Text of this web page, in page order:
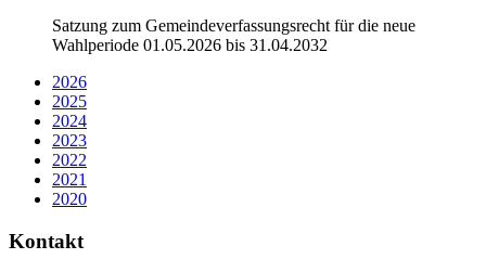
Satzung zum Gemeindeverfassungsrecht für die neue
Wahlperiode 01.05.2026 bis 31.04.2032
2026
2025
2024
2023
2022
2021
2020
Kontakt